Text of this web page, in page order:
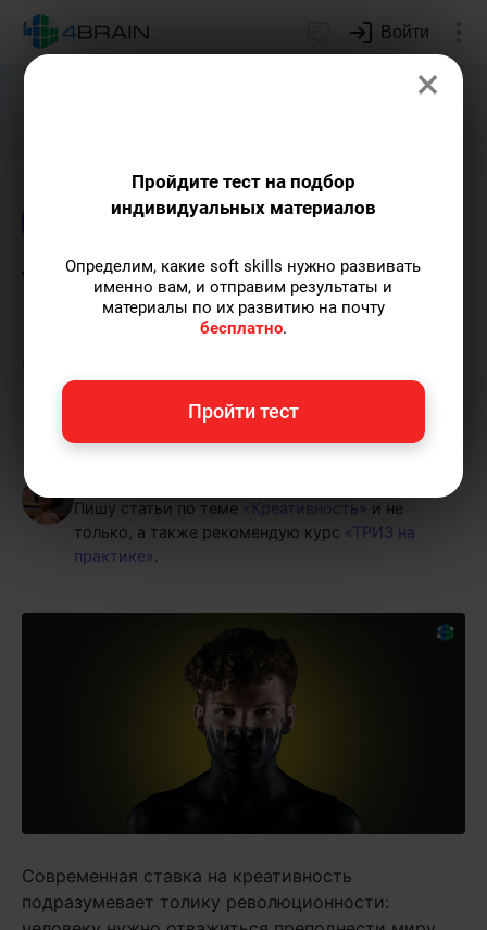
Войти
Подарим индивидуальный план
Креативность Риторика и письмо
Творческая анархия: как
нарушать правила для
Мария Голова— контент-археолог, автор-
Пишу статьи по теме «Креативность»
и не
только, а также рекомендую курс «ТРИЗ на
практике»
Современная ставка на креативность
подразумевает толику революционности:
×
Пройдите тест на подбор
индивидуальных материалов
Определим, какие soft skills нужно развивать
именно вам, и отправим результаты и
материалы по их развитию на почту
бесплатно.
Пройти тест